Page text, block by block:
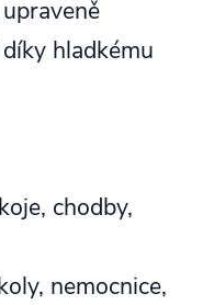
hladkému
chodby,
nemocnice,